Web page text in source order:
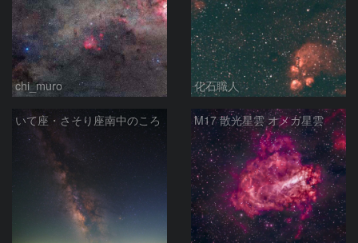
chi_muro 化石職人
いて座・さそり座南中のころ M17 散光星雲 オメガ星雲